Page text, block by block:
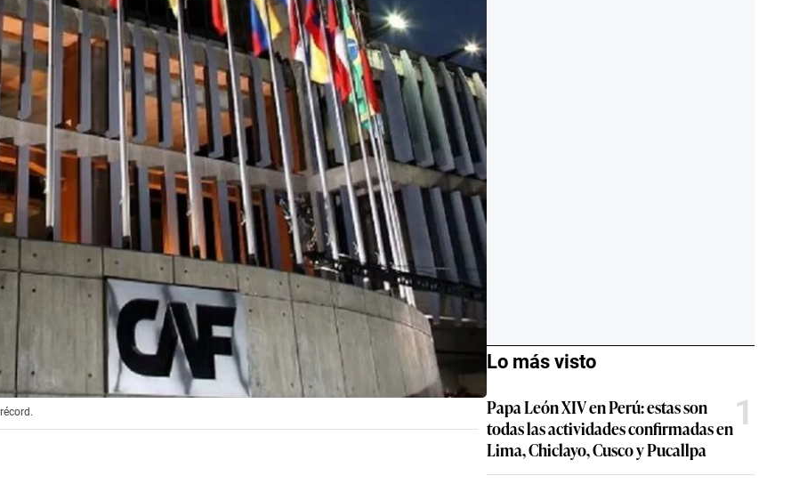
Lo más visto
Papa León XIV en Perú: estas son
todas las actividades confirmadas en
Lima, Chiclayo, Cusco y Pucallpa
1